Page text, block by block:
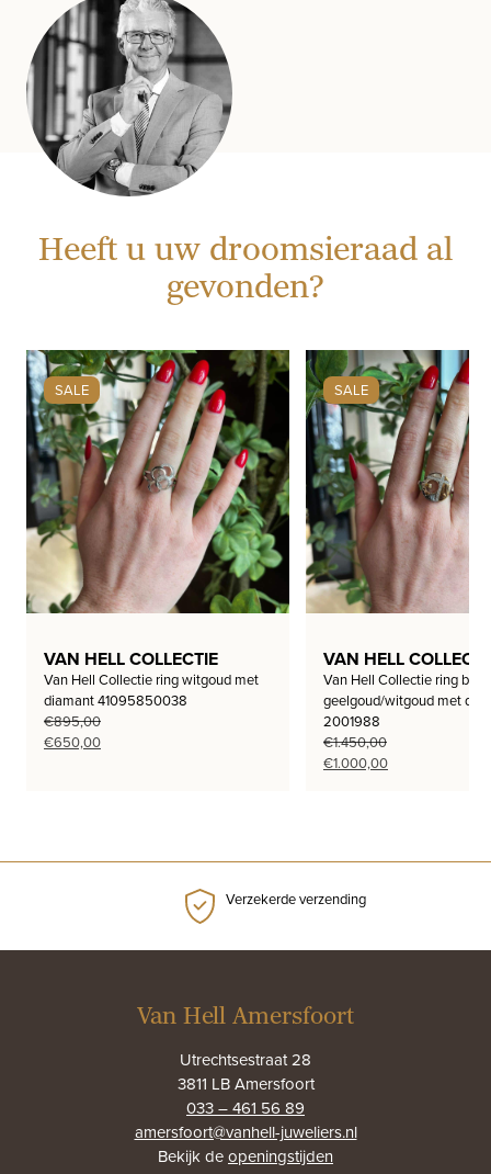
Heeft u uw droomsieraad al
gevonden?
SALE
VAN HELL COLLECTIE
Van Hell Collectie ring witgoud met
diamant 41095850038
€895,00
Oorspronkelijke
€650,00Huidige
SALE
VAN HELL
Van Hell Collectie ring bi-
geelgoud/witgoud met
2001988
€1.450,00
Oorspronkelijke
€1.000,00Huidige
Verzekerde verzending
Van Hell Amersfoort
Utrechtsestraat 28
3811 LB Amersfoort
033 – 461 56 89
amersfoort@vanhell-juweliers.nl
Bekijk deopeningstijden